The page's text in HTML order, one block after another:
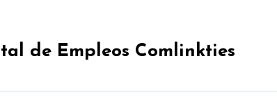
de Empleos Comlinkties